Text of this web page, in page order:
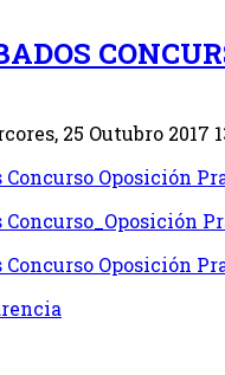
25 Outubro 2017
Concurso Oposición
Concurso_Oposición
Concurso Oposición